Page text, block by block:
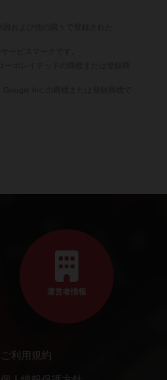
運営者情報
ご利用規約